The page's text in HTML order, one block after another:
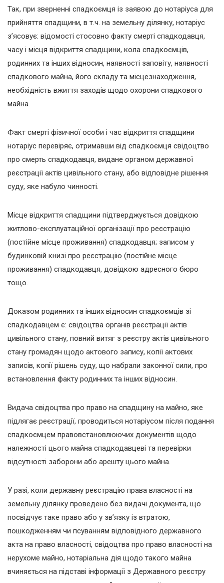
Так, при зверненні спадкоємця із заявою до нотаріуса для
прийняття спадщини, в т.ч. на земельну ділянку, нотаріус
з’ясовує: відомості стосовно факту смерті спадкодавця,
часу і місця відкриття спадщини, кола спадкоємців,
родинних та інших відносин, наявності заповіту, наявності
спадкового майна, його складу та місцезнаходження,
необхідність вжиття заходів щодо охорони спадкового
майна.
Факт смерті фізичної особи і час відкриття спадщини
нотаріус перевіряє, отримавши від спадкоємця свідоцтво
про смерть спадкодавця, видане органом державної
реєстрації актів цивільного стану, або відповідне рішення
суду, яке набуло чинності.
Місце відкриття спадщини підтверджується довідкою
житлово-експлуатаційної організації про реєстрацію
(постійне місце проживання) спадкодавця; записом у
будинковій книзі про реєстрацію (постійне місце
проживання) спадкодавця, довідкою адресного бюро
тощо.
Доказом родинних та інших відносин спадкоємців зі
спадкодавцем є: свідоцтва органів реєстрації актів
цивільного стану, повний витяг з реєстру актів цивільного
стану громадян щодо актового запису, копії актових
записів, копії рішень суду, що набрали законної сили, про
встановлення факту родинних та інших відносин.
Видача свідоцтва про право на спадщину на майно, яке
підлягає реєстрації, проводиться нотаріусом після подання
спадкоємцем правовстановлюючих документів щодо
належності цього майна спадкодавцеві та перевірки
відсутності заборони або арешту цього майна.
У разі, коли державну реєстрацію права власності на
земельну ділянку проведено без видачі документа, що
посвідчує таке право або у зв’язку із втратою,
пошкодженням чи псуванням відповідного державного
акта на право власності, свідоцтва про право власності на
нерухоме майно, нотаріальна дія щодо такого майна
вчиняється на підставі інформації з Державного реєстру